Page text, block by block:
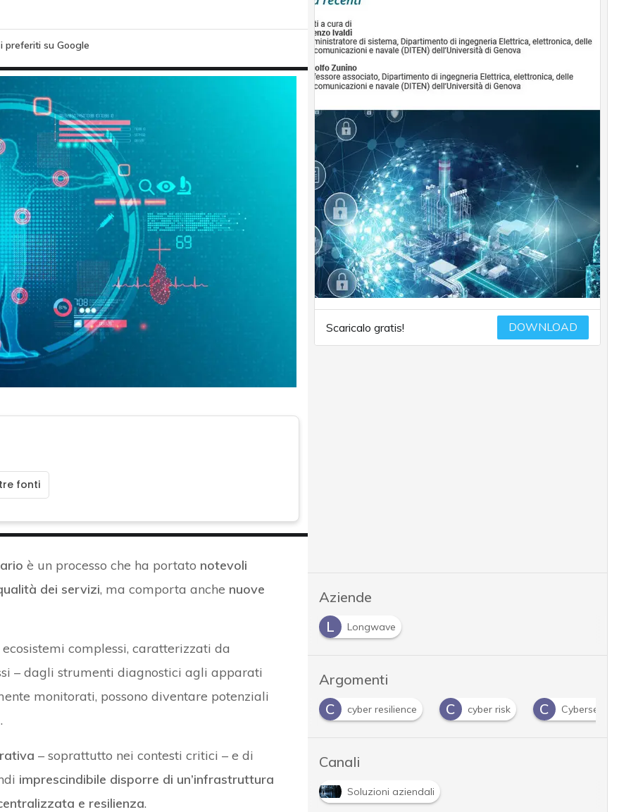
preferiti su Google
fonti
è un processo che ha portato notevoli
dei servizi, ma comporta anche nuove
complessi, caratterizzati da
– dagli strumenti diagnostici agli apparati
monitorati, possono diventare potenziali
– soprattutto nei contesti critici – e di
imprescindibile disporre di un’infrastruttura
e resilienza.
Scaricalo gratis! DOWNLOAD
Aziende
L
Longwave
Argomenti
C cyber resilience C cyber risk C
Canali
Soluzioni aziendali